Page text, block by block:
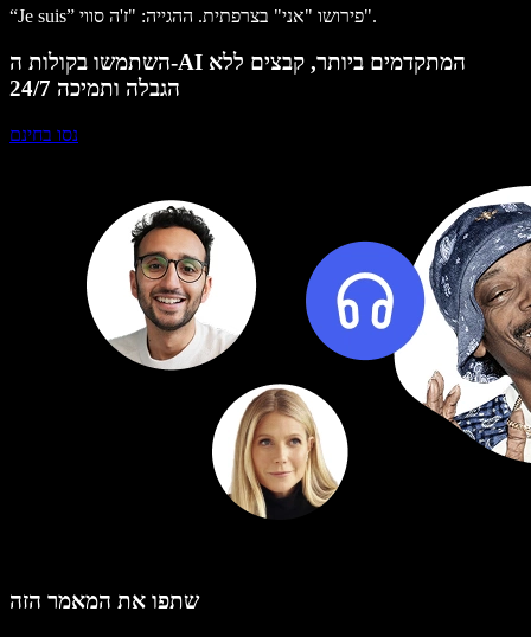
“Je suis” פירושו "אני" בצרפתית. ההגייה: "ז'ה סווי".
השתמשו בקולות ה-AI המתקדמים ביותר, קבצים ללא
הגבלה ותמיכה 24/7
נסו בחינם
שתפו את המאמר הזה